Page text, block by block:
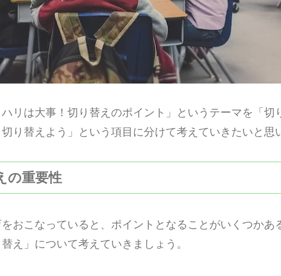
リは大事！切り替えのポイント」というテーマを「切
り替えよう」という項目に分けて考えていきたいと思
の重要性
おこなっていると、ポイントとなることがいくつかあ
え」について考えていきましょう。